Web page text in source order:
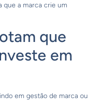
que a marca crie um
que
em
em gestão de marca ou